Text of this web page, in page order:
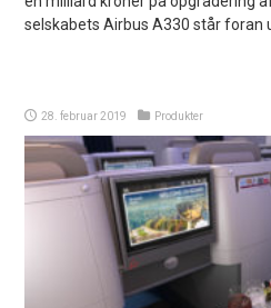
selskabets Airbus A330 står foran
28. februar 2019 Produkter